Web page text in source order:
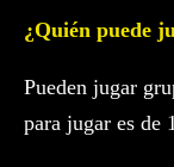
¿Quién puede
Pueden jugar
para jugar es de